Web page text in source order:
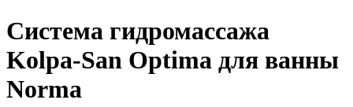
Система гидромассажа
Kolpa-San Optima для ванны
Norma